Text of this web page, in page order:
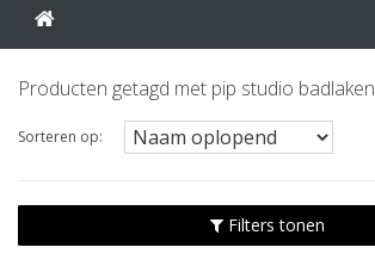
Producten getagd met pip studio badlaken
Sorteren op:
Filters tonen